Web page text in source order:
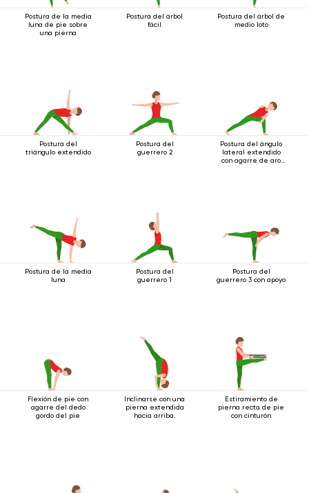
Postura de la media
luna de pie sobre
una pierna
Postura del árbol
fácil
Postura del árbol de
medio loto
Postura del
triángulo extendido
Postura del
guerrero 2
Postura del ángulo
lateral extendido
con agarre de aro
Postura de la media
luna
Postura del
guerrero 1
Postura del
guerrero 3 con apoyo
Flexión de pie con
agarre del dedo
gordo del pie
Inclinarse con una
pierna extendida
hacia arriba.
Estiramiento de
pierna recta de pie
con cinturón